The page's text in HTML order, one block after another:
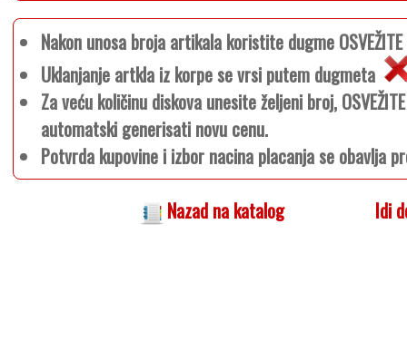
Nakon unosa broja artikala koristite dugme OSVEŽITE
Uklanjanje artkla iz korpe se vrsi putem dugmeta
Za veću količinu diskova unesite željeni broj,
automatski generisati novu cenu.
Potvrda kupovine i izbor nacina placanja se obavlja
Nazad na katalog
Idi